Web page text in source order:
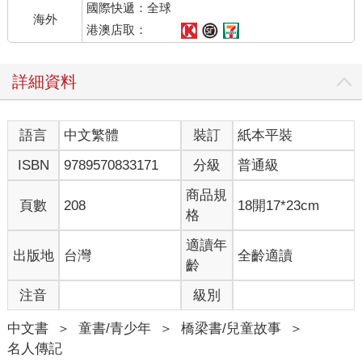
海外
國際快遞：全球
港澳店取：
詳細資料
語言 中文繁體 裝訂
紙本平裝
ISBN
9789570833171 分級 普通級
頁數 208
商品規
格
18開17*23cm
出版地 台灣
適讀年
齡
全齡適讀
注音 級別
中文書 ＞ 童書/青少年 ＞ 橋梁書/兒童故事
＞
名人傳記